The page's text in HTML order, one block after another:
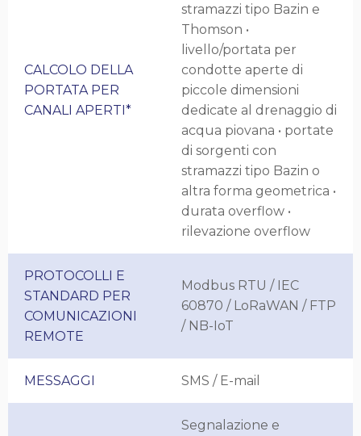
CALCOLO DELLA
PORTATA PER
CANALI APERTI*
stramazzi tipo Bazin e
Thomson •
livello/portata per
condotte aperte di
piccole dimensioni
dedicate al drenaggio di
acqua piovana • portate
di sorgenti con
stramazzi tipo Bazin o
altra forma geometrica •
durata overflow •
rilevazione overflow
PROTOCOLLI E
STANDARD PER
COMUNICAZIONI
REMOTE
Modbus RTU / IEC
60870 / LoRaWAN / FTP
/ NB-IoT
MESSAGGI SMS / E-mail
Segnalazione e